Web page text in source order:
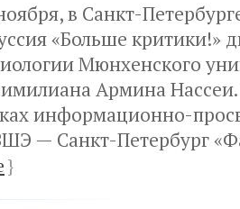
в Санкт-
«Больше критики!»
Мюнхенского
Армина
информационно-
— Санкт-Петербург
}